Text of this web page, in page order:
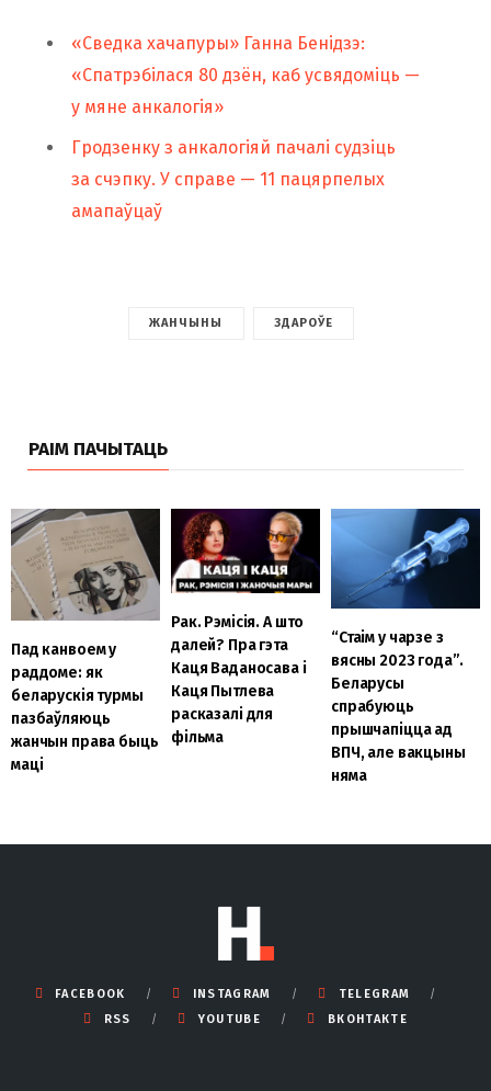
«Сведка хачапуры» Ганна Бенідзэ:
«Спатрэбілася 80 дзён, каб усвядоміць —
у мяне анкалогія»
Гродзенку з анкалогіяй пачалі судзіць
за счэпку. У справе — 11 пацярпелых
амапаўцаў
ЖАНЧЫНЫ ЗДАРОЎЕ
РАІМ ПАЧЫТАЦЬ
Пад канвоем у
раддоме: як
беларускія турмы
пазбаўляюць
жанчын права быць
маці
Рак. Рэмісія. А што
далей? Пра гэта
Каця Ваданосава і
Каця Пытлева
расказалі для
фільма
“Стаім у чарзе з
вясны 2023 года”.
Беларусы
спрабуюць
прышчапіцца ад
ВПЧ, але вакцыны
няма
FACEBOOK INSTAGRAM
TELEGRAM
RSS
YOUTUBE ВКОНТАКТЕ